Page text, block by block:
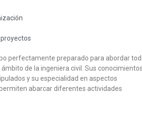
perfectamente preparado para abordar
de la ingeniera civil. Sus
y su especialidad en aspectos
abarcar diferentes actividades